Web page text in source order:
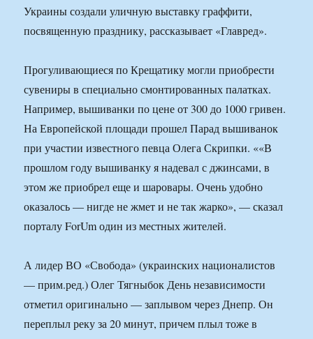
Украины создали уличную выставку граффити,
посвященную празднику, рассказывает «Главред».
Прогуливающиеся по Крещатику могли приобрести
сувениры в специально смонтированных палатках.
Например, вышиванки по цене от 300 до 1000 гривен.
На Европейской площади прошел Парад вышиванок
при участии известного певца Олега Скрипки. ««В
прошлом году вышиванку я надевал с джинсами, в
этом же приобрел еще и шаровары. Очень удобно
оказалось — нигде не жмет и не так жарко», — сказал
порталу ForUm один из местных жителей.
А лидер ВО «Свобода» (украинских националистов
— прим.ред.) Олег Тягныбок День независимости
отметил оригинально — заплывом через Днепр. Он
переплыл реку за 20 минут, причем плыл тоже в